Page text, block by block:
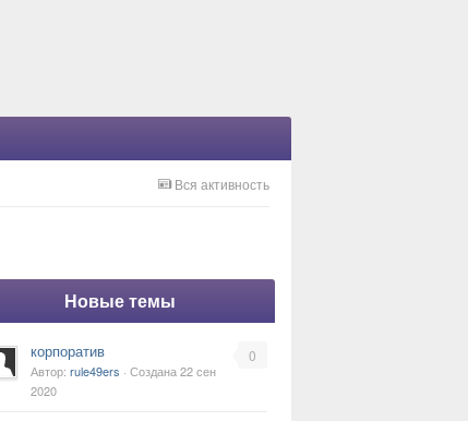
Вся активность
Новые темы
0
корпоратив
Автор: rule49ers · Создана22 сен
2020